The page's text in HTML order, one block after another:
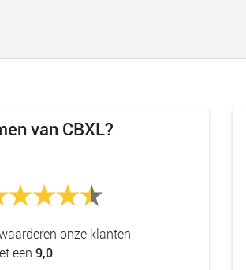
van CBXL?
onze klanten
een9,0